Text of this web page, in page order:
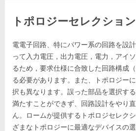
トポロジーセレクション
電電子回路、特にパワー系の回路を設
って入力電圧，出力電圧，電力，アイ
るため，要求仕様に合致した回路構成
る必要があります。また、トポロジー
択も異なります。誤った部品を選択す
満たすことができず、回路設計をやり
ん。ロームが提供するトポロジセレク
ざまなトポロジーに最適なデバイスの